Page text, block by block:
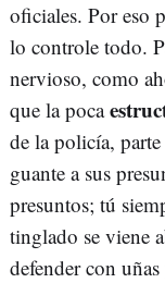
oficiales. Por eso
lo controle todo.
nervioso, como
que la poca
de la policía,
guante a sus
presuntos; tú
tinglado se viene
defender con